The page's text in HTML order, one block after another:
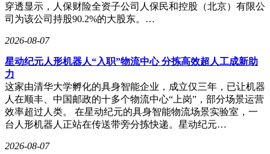
像素密度，配合智能降噪算法，可将会议录音实时转化为结构
化文本。设备内置的AI会议助手能自动提取关键议题，生成
180g机身重量与人体工学设计有效缓解了手持疲劳感。该机型
特别优化了手写延迟，配合4096级压感笔，在速记场景下可实
现98%的字符识别准确率。
X5 Pro则通过10.65英寸柔性墨水屏构建了专业级办公生态。
其独创的离线转写引擎支持23种方言识别，在无网络环境下仍
能保持85%的转写准确率。设备搭载的八核处理器配合专用
NPU芯片，使多任务处理响应速度提升40%。实际测试中，同
时运行语音转写、文档编辑和邮件处理时，系统内存占用率维
穿透显示，人保财险全资子公司人保民和控股（北京）有限公
司为该公司持股90.2%的大股东。…
2026-08-07
星动纪元人形机器人“入职”物流中心 分拣高效超人工成新助
力
这家由清华大学孵化的具身智能企业，成立仅三年，已让机器
人在顺丰、中国邮政的十多个物流中心“上岗”，部分场景运营
效率超过人类。 在星动纪元的具身智能物流场景实验室，一
台人形机器人正站在传送带旁分拣快递。星动纪元…
2026-08-07